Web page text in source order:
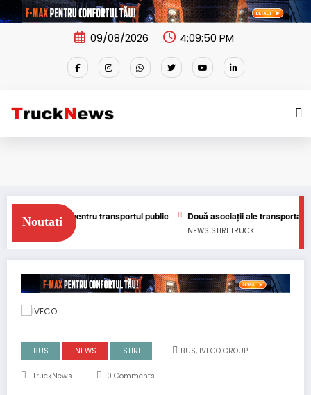
Skip
to
09/08/2026 4:09:50 PM
Noutati
operator pentru transportul public Două asociații ale transportatorilor
STIRI TRUCK
BUS NEWS STIRI BUS, IVECO GROUP
TruckNews 0 Comments